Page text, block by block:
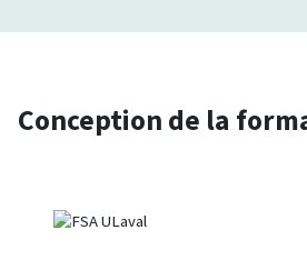
Conception de la